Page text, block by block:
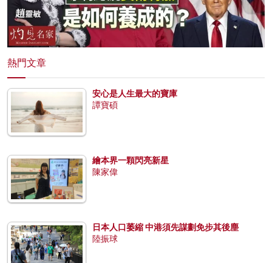
熱門文章
安心是人生最大的寶庫
譚寶碩
繪本界一顆閃亮新星
陳家偉
日本人口萎縮 中港須先謀劃免步其後塵
陸振球